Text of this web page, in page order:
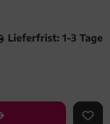
Lieferfrist: 1-3 Tage
AUF